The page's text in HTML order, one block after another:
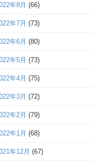
年8月 (66)
年7月 (73)
年6月 (80)
年5月 (73)
年4月 (75)
年3月 (72)
年2月 (79)
年1月 (68)
年12月 (67)